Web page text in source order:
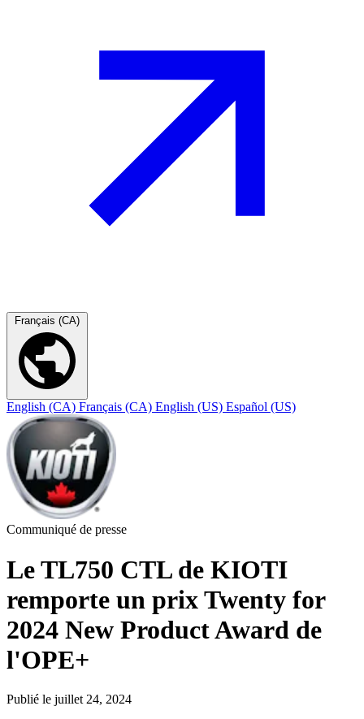
Français (CA)
English (CA) Français (CA) English (US) Español (US)
Communiqué de presse
Le TL750 CTL de KIOTI
remporte un prix Twenty for
2024 New Product Award de
l'OPE+
Publié le juillet 24, 2024